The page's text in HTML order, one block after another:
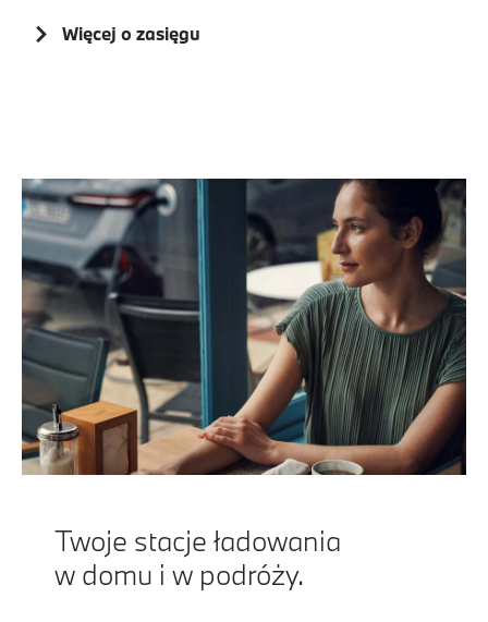
Więcej o zasięgu
Twoje stacje ładowania
w domu i w podróży.